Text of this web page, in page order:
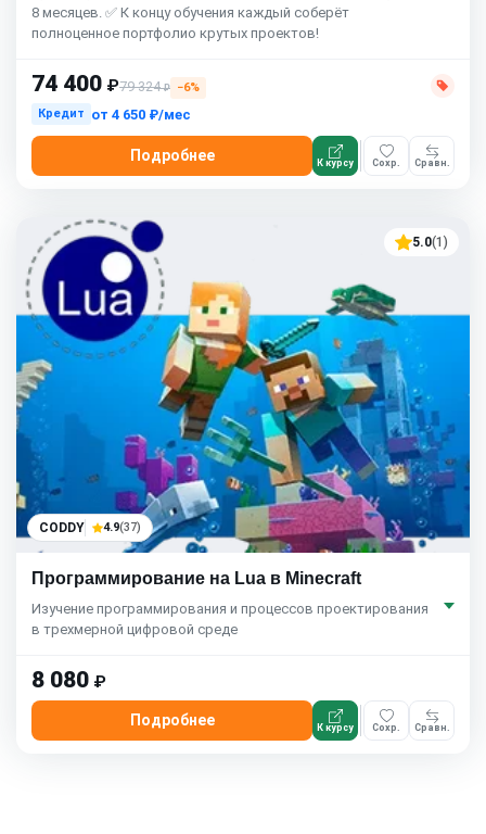
8 месяцев. ✅ К концу обучения каждый соберёт
полноценное портфолио крутых проектов!
74 400 ₽79 324₽
−6%
Кредит
от 4 650 ₽/мес
Подробнее К курсу Сохр. Сравн.
5.0(1)
CODDY 4.9(37)
Программирование на Lua в Minecraft
Изучение программирования и процессов проектирования
в трехмерной цифровой среде
8 080 ₽
Подробнее К курсу Сохр. Сравн.